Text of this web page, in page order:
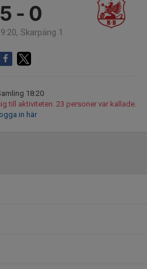
- 0
Skarpäng 1
18:20
till aktiviteten. 23 personer var kallade.
in här